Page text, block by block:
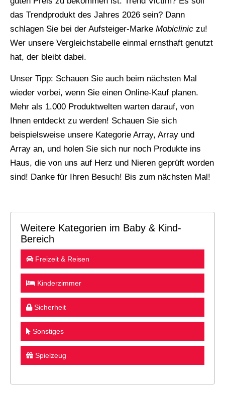
das Trendprodukt des Jahres 2026 sein? Dann
schlagen Sie bei der Aufsteiger-Marke Mobiclinic zu!
Wer unsere Vergleichstabelle einmal ernsthaft genutzt
hat, der bleibt dabei.
Unser Tipp: Schauen Sie auch beim nächsten Mal
wieder vorbei, wenn Sie einen Online-Kauf planen.
Mehr als 1.000 Produktwelten warten darauf, von
Ihnen entdeckt zu werden! Schauen Sie sich
beispielsweise unsere Kategorie Array, Array und
Array an, und holen Sie sich nur noch Produkte ins
Haus, die von uns auf Herz und Nieren geprüft worden
sind! Danke für Ihren Besuch! Bis zum nächsten Mal!
Weitere Kategorien im Baby & Kind-
Bereich
Freizeit & Reisen
Kinderzimmer
Sicherheit
Sonstiges
Spielzeug